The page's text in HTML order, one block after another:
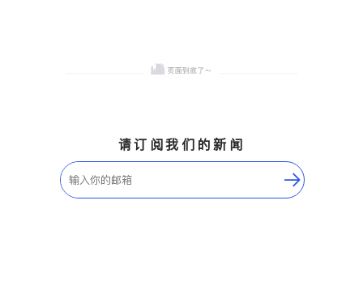
请订阅我们的新闻